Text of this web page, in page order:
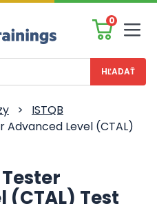
0
>
ISTQB
Advanced Level (CTAL)
(CTAL) Test